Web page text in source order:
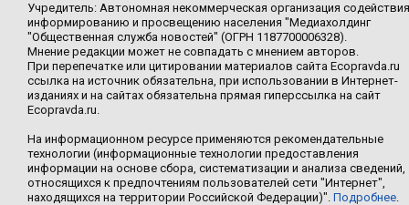
Учредитель: Автономная некоммерческая организация содействия
информированию и просвещению населения "Медиахолдинг
"Общественная служба новостей" (ОГРН 1187700006328).
Мнение редакции может не совпадать с мнением авторов.
При перепечатке или цитировании материалов сайта Ecopravda.ru
ссылка на источник обязательна, при использовании в Интернет-
изданиях и на сайтах обязательна прямая гиперссылка на сайт
Ecopravda.ru.
На информационном ресурсе применяются рекомендательные
технологии (информационные технологии предоставления
информации на основе сбора, систематизации и анализа сведений,
относящихся к предпочтениям пользователей сети "Интернет",
находящихся на территории Российской Федерации)". Подробнее.